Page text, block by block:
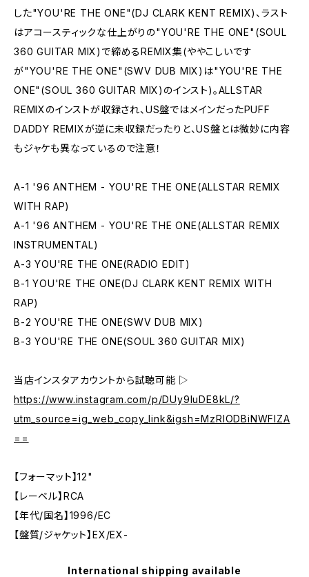
した"YOU'RE THE ONE"(DJ CLARK KENT REMIX)、ラスト
はアコースティックな仕上がりの"YOU'RE THE ONE"(SOUL
360 GUITAR MIX)で締めるREMIX集(ややこしいです
が"YOU'RE THE ONE"(SWV DUB MIX)は"YOU'RE THE
ONE"(SOUL 360 GUITAR MIX)のインスト)。ALLSTAR
REMIXのインストが収録され、US盤ではメインだったPUFF
DADDY REMIXが逆に未収録だったりと、US盤とは微妙に内容
もジャケも異なっているので注意！
A-1 '96 ANTHEM - YOU'RE THE ONE(ALLSTAR REMIX
WITH RAP)
A-1 '96 ANTHEM - YOU'RE THE ONE(ALLSTAR REMIX
INSTRUMENTAL)
A-3 YOU'RE THE ONE(RADIO EDIT)
B-1 YOU'RE THE ONE(DJ CLARK KENT REMIX WITH
RAP)
B-2 YOU'RE THE ONE(SWV DUB MIX)
B-3 YOU'RE THE ONE(SOUL 360 GUITAR MIX)
当店インスタアカウントから試聴可能 ▷
https://www.instagram.com/p/DUy9IuDE8kL/?
utm_source=ig_web_copy_link&igsh=MzRlODBiNWFlZA
==
【フォーマット】12"
【レーベル】RCA
【年代/国名】1996/EC
【盤質/ジャケット】EX/EX-
International shipping available